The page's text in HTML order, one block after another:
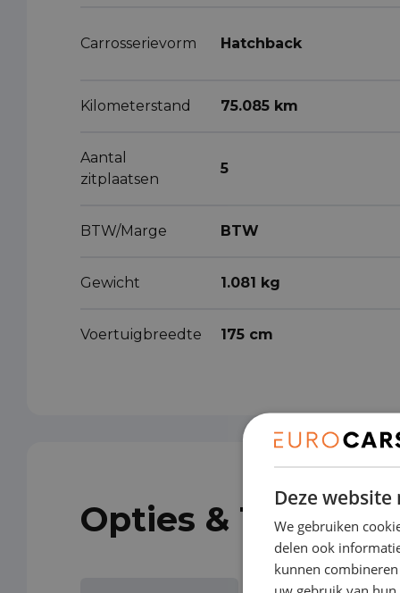
Carrosserievorm Hatchback
Kilometerstand 75.085 km
Aantal
zitplaatsen
5
BTW/Marge BTW
Gewicht 1.081 kg
Voertuigbreedte 175 cm
Opties &
Deze
We gebruiken
delen ook
kunnen